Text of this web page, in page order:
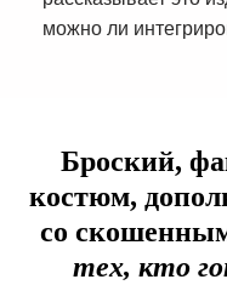
можно ли
Броский,
костюм,
со
тех, кто